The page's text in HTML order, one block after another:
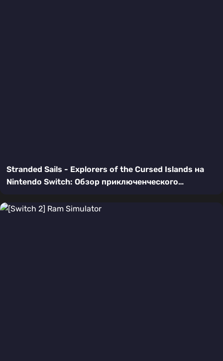
Stranded Sails - Explorers of the Cursed Islands на
Nintendo Switch: Обзор приключенческого